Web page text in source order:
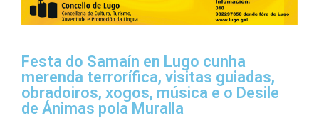
Festa do Samaín en Lugo cunha
merenda terrorífica, visitas guiadas,
obradoiros, xogos, música e o Desile
de Ánimas pola Muralla